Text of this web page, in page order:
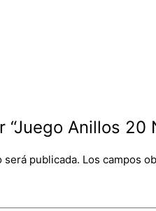
Anillos 20
publicada. Los campos